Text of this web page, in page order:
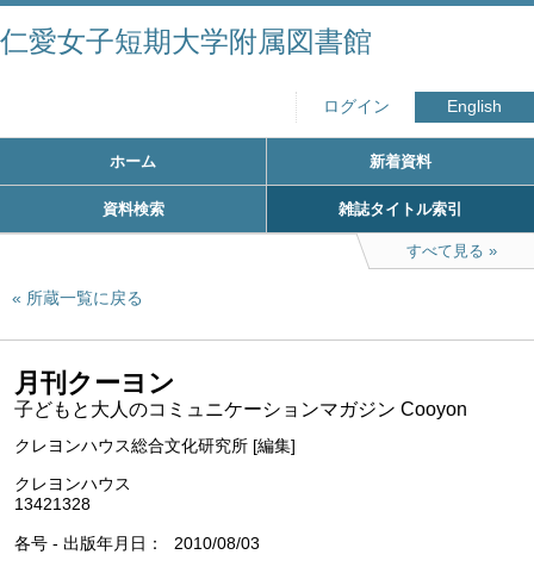
仁愛女子短期大学附属図書館
ログイン English
ホーム 新着資料
資料検索 雑誌タイトル索引
すべて見る
所蔵一覧に戻る
月刊クーヨン
子どもと大人のコミュニケーションマガジン Cooyon
クレヨンハウス総合文化研究所 [編集]
クレヨンハウス
13421328
各号 - 出版年月日 2010/08/03